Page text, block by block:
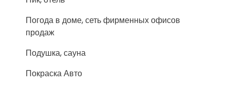
Погода в доме, сеть фирменных офисов
продаж
Подушка, сауна
Покраска Авто